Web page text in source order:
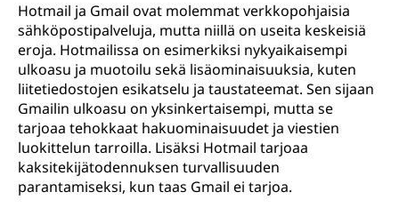
Hotmail ja Gmail ovat molemmat verkkopohjaisia
sähköpostipalveluja, mutta niillä on useita keskeisiä
eroja. Hotmailissa on esimerkiksi nykyaikaisempi
ulkoasu ja muotoilu sekä lisäominaisuuksia, kuten
liitetiedostojen esikatselu ja taustateemat. Sen sijaan
Gmailin ulkoasu on yksinkertaisempi, mutta se
tarjoaa tehokkaat hakuominaisuudet ja viestien
luokittelun tarroilla. Lisäksi Hotmail tarjoaa
kaksitekijätodennuksen turvallisuuden
parantamiseksi, kun taas Gmail ei tarjoa.